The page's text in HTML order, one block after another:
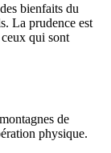
bienfaits du
La prudence est
qui sont
de
physique.